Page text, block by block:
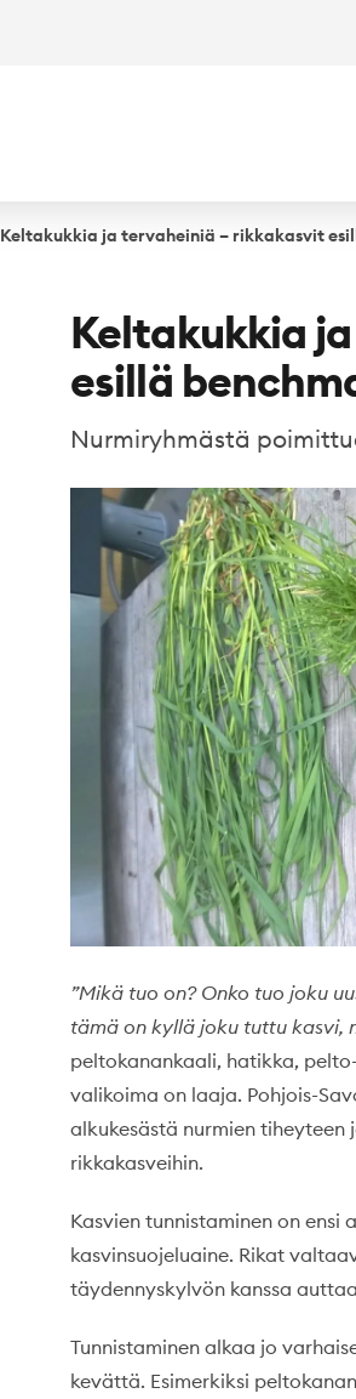
Keltakukkia ja tervaheiniä – rikkakasvit
Keltakukkia
esillä
Nurmiryhmästä
”Mikä tuo on? Onko tuo joku
tämä on kyllä joku tuttu kasvi,
peltokanankaali, hatikka,
valikoima on laaja. Pohjois-
alkukesästä nurmien
rikkakasveihin.
Kasvien tunnistaminen on
kasvinsuojeluaine. Rikat
täydennyskylvön kanssa
Tunnistaminen alkaa jo
kevättä. Esimerkiksi